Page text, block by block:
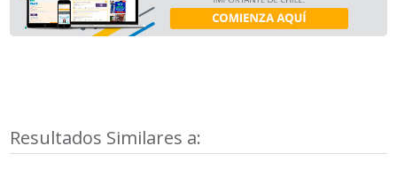
Resultados Similares a: